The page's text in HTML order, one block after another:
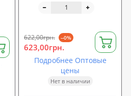
(WT-E03)
622,00грн. --0%
623,00грн.
Подробнее Оптовые
цены
Нет в наличии